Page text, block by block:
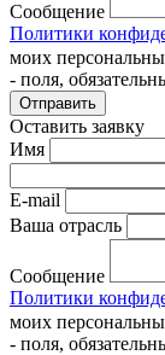
Сообщение
Политики
моих
- поля,
Отправить
Оставить заявку
Имя
E-mail
Ваша отрасль
Сообщение
Политики
моих
- поля,